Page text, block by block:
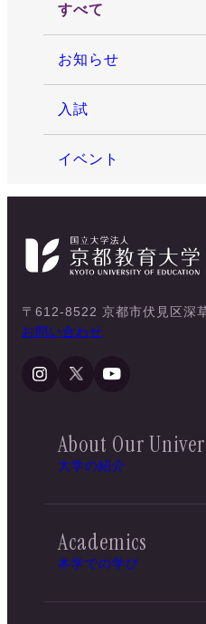
すべて
お知らせ
入試
イベント
〒612-8522 京都市伏見区深
お問い合わせ
About Our
大学の紹介
Academics
本学での学び